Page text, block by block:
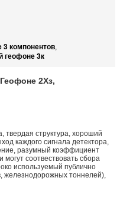
3 компонентов,
геофоне 3к
2Хз,
твердая структура, хороший
каждого сигнала детектора,
разумный коэффициент
могут соотвествовать сбора
используемый публично
железнодорожных тоннелей),